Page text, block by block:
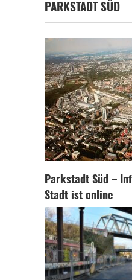
PARKSTADT SÜD
Parkstadt Süd –
Stadt ist online